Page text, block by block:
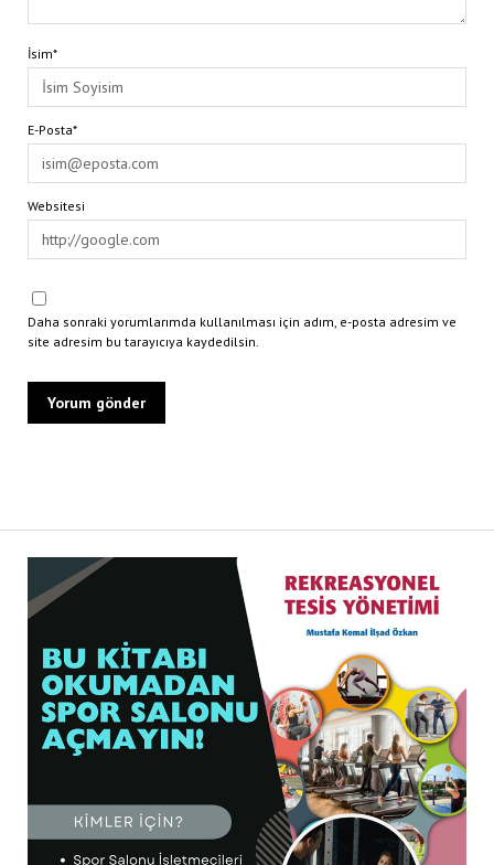
İsim*
E-Posta*
Websitesi
Daha sonraki yorumlarımda kullanılması için adım, e-posta adresim ve
site adresim bu tarayıcıya kaydedilsin.